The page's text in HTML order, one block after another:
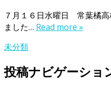
７月１６日水曜日 常葉橘
ました… Read more »
未分類
投稿ナビゲーショ